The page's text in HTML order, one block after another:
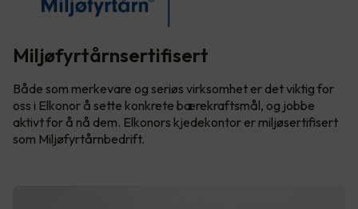
Miljøfyrtårnsertifisert
Både som merkevare og seriøs virksomhet er det viktig for
oss i Elkonor å sette konkrete bærekraftsmål, og jobbe
aktivt for å nå dem. Elkonors kjedekontor er miljøsertifisert
som Miljøfyrtårnbedrift.